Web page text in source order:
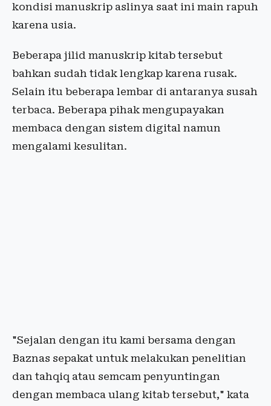
kondisi manuskrip aslinya saat ini main rapuh
karena usia.
Beberapa jilid manuskrip kitab tersebut
bahkan sudah tidak lengkap karena rusak.
Selain itu beberapa lembar di antaranya susah
terbaca. Beberapa pihak mengupayakan
membaca dengan sistem digital namun
mengalami kesulitan.
"Sejalan dengan itu kami bersama dengan
Baznas sepakat untuk melakukan penelitian
dan tahqiq atau semcam penyuntingan
dengan membaca ulang kitab tersebut," kata